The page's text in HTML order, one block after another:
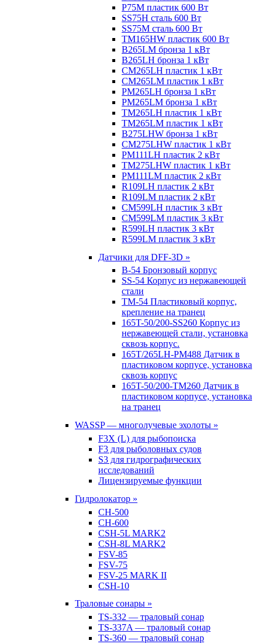
P75M пластик 600 Вт
SS75H сталь 600 Вт
SS75M сталь 600 Вт
TM165HW пластик 600 Вт
B265LM бронза 1 кВт
B265LH бронза 1 кВт
CM265LH пластик 1 кВт
CM265LM пластик 1 кВт
PM265LH бронза 1 кВт
PM265LM бронза 1 кВт
TM265LH пластик 1 кВт
TM265LM пластик 1 кВт
B275LHW бронза 1 кВт
CM275LHW пластик 1 кВт
PM111LH пластик 2 кВт
TM275LHW пластик 1 кВт
PM111LM пластик 2 кВт
R109LH пластик 2 кВт
R109LM пластик 2 кВт
CM599LH пластик 3 кВт
CM599LM пластик 3 кВт
R599LH пластик 3 кВт
R599LM пластик 3 кВт
Датчики для DFF-3D »
B-54 Бронзовый корпус
SS-54 Корпус из нержавеющей
стали
TM-54 Пластиковый корпус,
крепление на транец
165T-50/200-SS260 Корпус из
нержавеющей стали, установка
сквозь корпус.
165T/265LH-PM488 Датчик в
пластиковом корпусе, установка
сквозь корпус
165T-50/200-TM260 Датчик в
пластиковом корпусе, установка
на транец
WASSP — многолучевые эхолоты »
F3X (L) для рыбопоиска
F3 для рыболовных судов
S3 для гидрографических
исследований
Лицензируемые функции
Гидролокатор »
CH-500
CH-600
CSH-5L MARK2
CSH-8L MARK2
FSV-85
FSV-75
FSV-25 MARK II
CSH-10
Траловые сонары »
TS-332 — траловый сонар
TS-337A — траловый сонар
TS-360 — траловый сонар